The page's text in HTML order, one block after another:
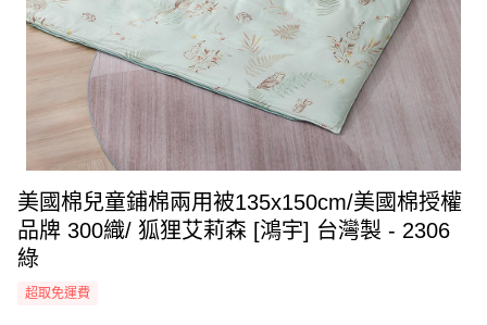
美國棉兒童鋪棉兩用被135x150cm/美國棉授權
品牌 300織/ 狐狸艾莉森 [鴻宇] 台灣製 - 2306
綠
超取免運費